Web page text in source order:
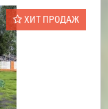
ХИТ ПРОДАЖ